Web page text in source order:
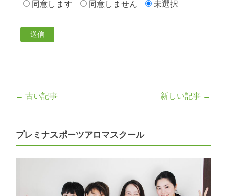
同意します 同意しません 未選択
Post
← 古い記事 新しい記事 →
プレミナスポーツアロマスクール